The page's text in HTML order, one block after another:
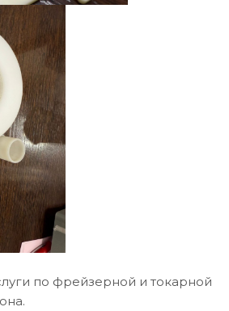
по фрейзерной и токарной